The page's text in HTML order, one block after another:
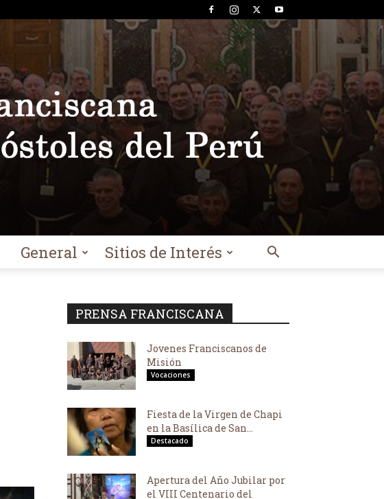
General Sitios de Interés
PRENSA FRANCISCANA
Jovenes Franciscanos de
Misión
Vocaciones
Fiesta de la Virgen de Chapi
en la Basílica de San...
Destacado
Apertura del Año Jubilar por
el VIII Centenario del